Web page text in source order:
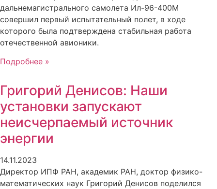
дальнемагистрального самолета Ил-96-400М
совершил первый испытательный полет, в ходе
которого была подтверждена стабильная работа
отечественной авионики.
Подробнее »
Григорий Денисов: Наши
установки запускают
неисчерпаемый источник
энергии
14.11.2023
Директор ИПФ РАН, академик РАН, доктор физико-
математических наук Григорий Денисов поделился